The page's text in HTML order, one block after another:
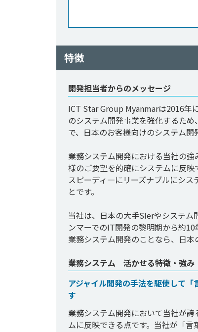
特徴
開発担当者からのメッセージ
ICT Star Group Myanmarは2016年
のシステム開発事業を強化するた
で、日本のお客様向けのシステム開
業務システム開発における当社の
様のご要望を的確にシステムに反映
スピーディ―にリーズナブルにシス
とです。
当社は、日本の大手SIerやシステ
ンマーでのIT開発の黎明期から約
業務システム 活かせる特徴・強み
アジャイル開発の手法を駆使して
す
業務システム開発において当社が
ムに反映できる点です。当社が「